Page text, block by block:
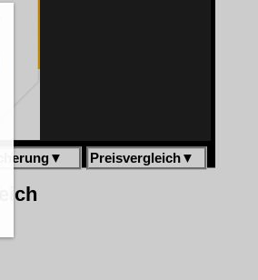
▼ Preisvergleich▼